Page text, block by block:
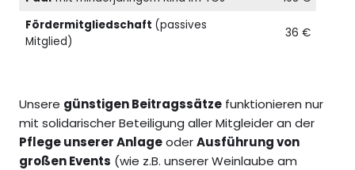
Fördermitgliedschaft (passives
Mitglied)
36 €
Unsere günstigen Beitragssätze funktionieren nur
mit solidarischer Beteiligung aller Mitgleider an der
Pflege unserer AnlageoderAusführung von
großen Events (wie z.B. unserer Weinlaube am